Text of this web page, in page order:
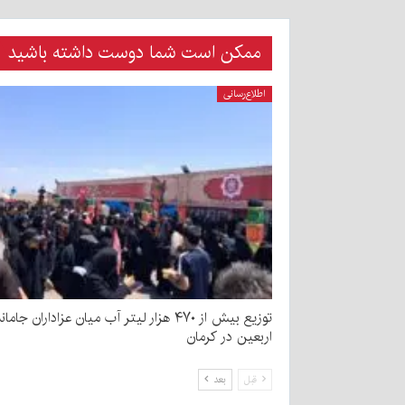
ممکن است شما دوست داشته باشید
اطلاع‌رسانی
توزیع بیش از ۴۷۰ هزار لیتر آب میان عزاداران
اربعین در کرمان
قبل بعد